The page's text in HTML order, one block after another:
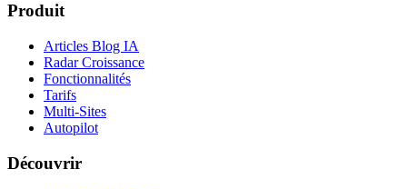
Produit
Articles Blog IA
Radar Croissance
Fonctionnalités
Tarifs
Multi-Sites
Autopilot
Découvrir